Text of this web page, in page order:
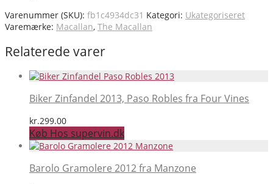
Varenummer (SKU): fb1c4934dc31 Kategori: Ukategoriseret
Varemærke: Macallan, The Macallan
Relaterede varer
Biker Zinfandel 2013, Paso Robles fra Four Vines
kr.299.00
Køb Hos supervin.dk
Barolo Gramolere 2012 fra Manzone